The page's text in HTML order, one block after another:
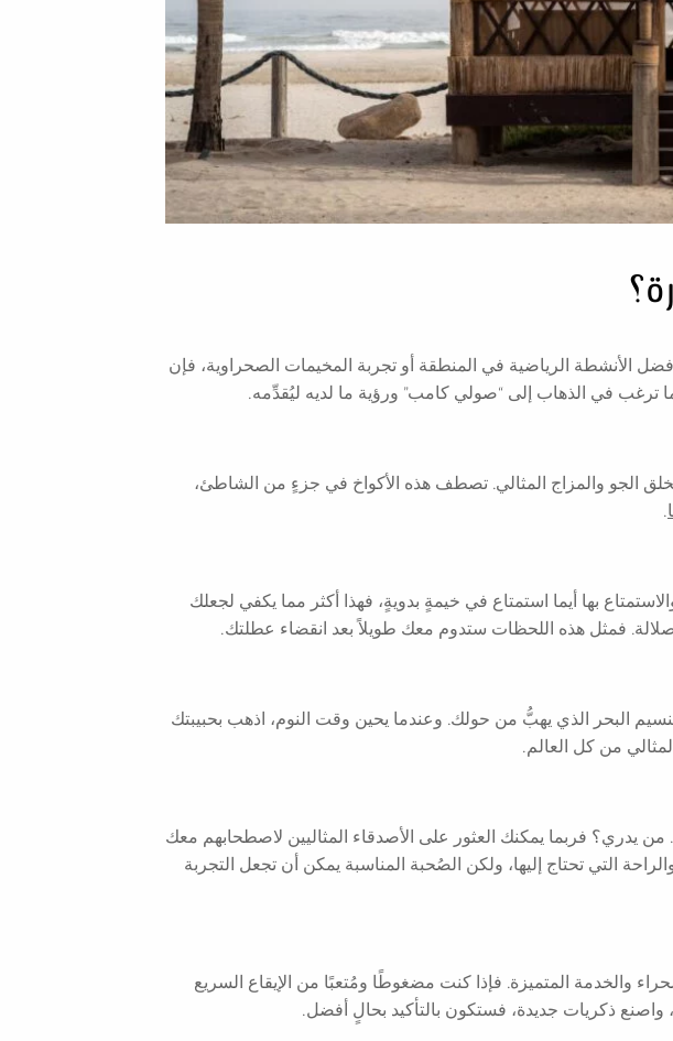
الأنشطة الرياضية في المنطقة أو تجربة المخيمات الصحراوية، فإن
ترغب في الذهاب إلى “صولي كامب” ورؤية ما لديه ليُقدِّمه.
خشبية لخلق الجو والمزاج المثالي. تصطف هذه الأكواخ في جزءٍ من الشاطئ،
.
بها أيما استمتاع في خيمةٍ بدويةٍ، فهذا أكثر مما يكفي لجعلك
فمثل هذه اللحظات ستدوم معك طويلاً بعد انقضاء عطلتك.
البحر الذي يهبُّ من حولك. وعندما يحين وقت النوم، اذهب بحبيبتك
من كل العالم.
يدري؟ فربما يمكنك العثور على الأصدقاء المثاليين لاصطحابهم معك
التي تحتاج إليها، ولكن الصُحبة المناسبة يمكن أن تجعل التجربة
والخدمة المتميزة. فإذا كنت مضغوطًا ومُتعبًا من الإيقاع السريع
ذكريات جديدة، فستكون بالتأكيد بحالٍ أفضل.